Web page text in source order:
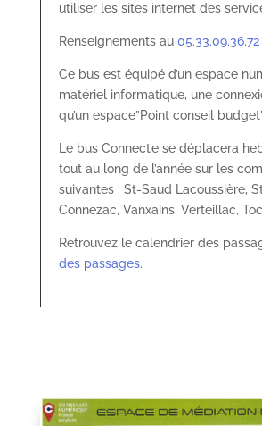
utiliser les sites internet des
Renseignements au 05.33.09.36.72
Ce bus est équipé d’un espace
matériel informatique, une
qu’un espace”Point conseil
Le bus Connect’e se déplacera
tout au long de l’année sur les
suivantes : St-Saud Lacoussière,
Connezac, Vanxains, Verteillac,
Retrouvez le calendrier des
des passages.